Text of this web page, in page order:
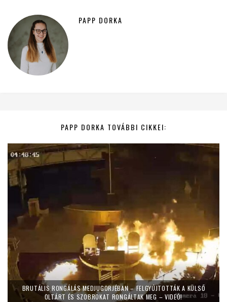
PAPP DORKA
PAPP DORKA TOVÁBBI CIKKEI:
BRUTÁLIS RONGÁLÁS MEDJUGORJÉBAN – FELGYÚJTOTTÁK A KÜLSŐ
OLTÁRT ÉS SZOBROKAT RONGÁLTAK MEG – VIDEÓ!